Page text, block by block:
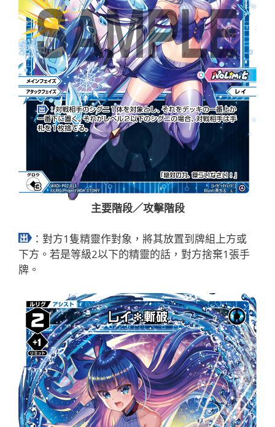
主要階段／攻擊階段
：對方1隻精靈作對象，將其放置到牌組上方或
下方。若是等級2以下的精靈的話，對方捨棄1張手
牌。